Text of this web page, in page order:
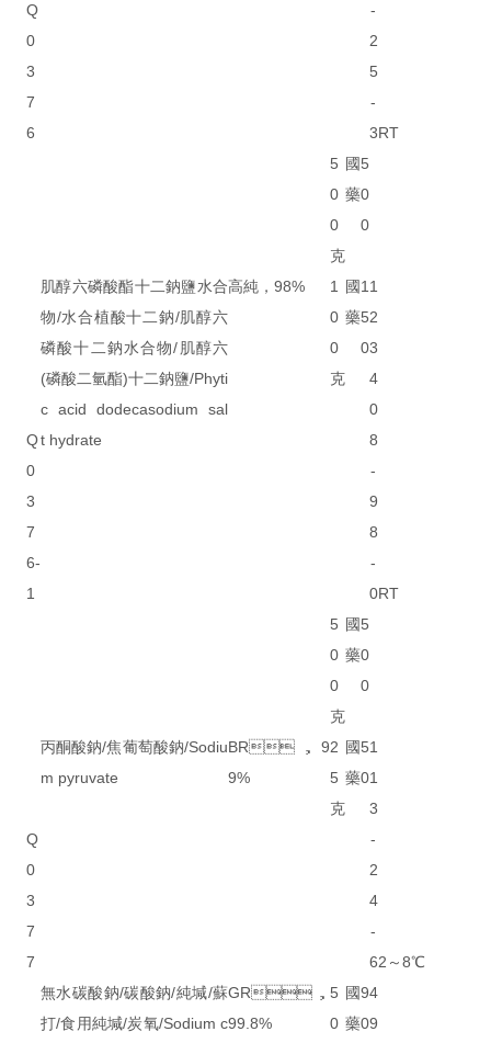
Q
0
3
7
6
-
2
5
-
3RT
5
0
0
克
國
藥
5
0
0
Q
0
3
7
6-
1
肌醇六磷酸酯十二鈉鹽水合
物/水合植酸十二鈉/肌醇六
磷酸十二鈉水合物/肌醇六
(磷酸二氫酯)十二鈉鹽/Phyti
c acid dodecasodium sal
t hydrate
高純，98%
1
0
0
克
國
藥
1
5
0
1
2
3
4
0
8
-
9
8
-
0RT
5
0
0
克
國
藥
5
0
0
Q
0
3
7
7
丙酮酸鈉/焦葡萄酸鈉/Sodiu
m pyruvate
BR，9
9%
2
5
克
國
藥
5
0
1
1
3
-
2
4
-
62～8℃
無水碳酸鈉/碳酸鈉/純堿/蘇
打/食用純堿/炭氧/Sodium c
GR，
99.8%
5
0
國
藥
9
0
4
9